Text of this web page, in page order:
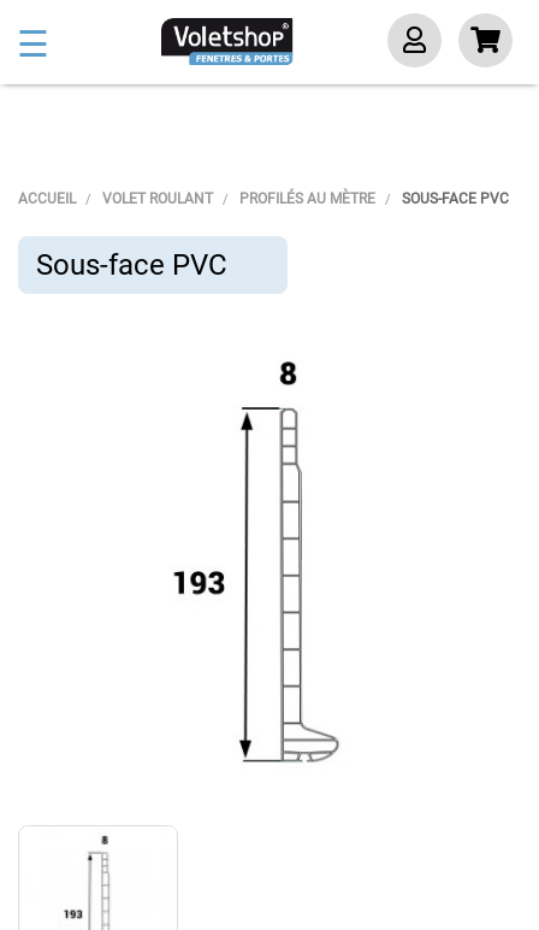
Basculer
la
☰
ACCUEIL VOLET ROULANT PROFILÉS AU MÈTRE SOUS-FACE PVC
Sous-face PVC